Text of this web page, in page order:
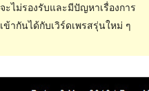
จะไม่รองรับและมีปัญหาเรื่องการ
เข้ากันได้กับเวิร์ดเพรสรุ่นใหม่ ๆ